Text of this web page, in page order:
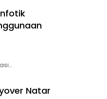
Natar